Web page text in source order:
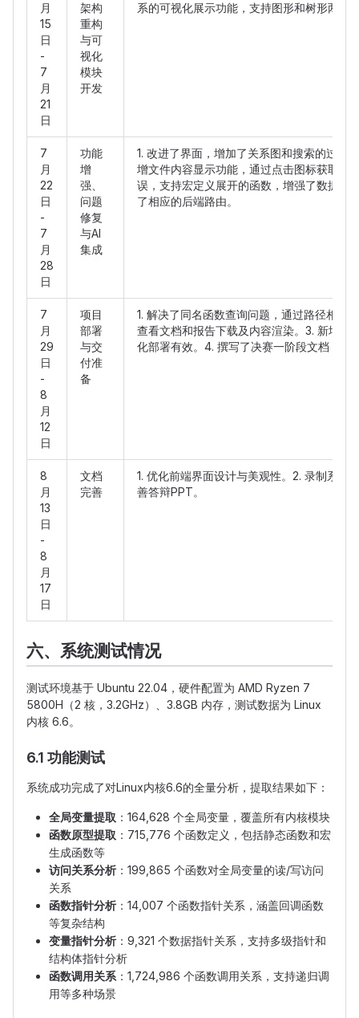
月
15
日
-
7
月
21
日
架构
重构
与可
视化
模块
开发
系的可视化展示功能，支持图形和树形两种
7
月
22
日
-
7
月
28
日
功能
增
强、
问题
修复
与AI
集成
1. 改进了界面，增加了关系图和搜索的过滤
增文件内容显示功能，通过点击图标获取文
误，支持宏定义展开的函数，增强了数据完
了相应的后端路由。
7
月
29
日
-
8
月
12
日
项目
部署
与交
付准
备
1. 解决了同名函数查询问题，通过路径相似
查看文档和报告下载及内容渲染。3. 新增
化部署有效。4. 撰写了决赛一阶段文档，并
8
月
13
日
-
8
月
17
日
文档
完善
1. 优化前端界面设计与美观性。2. 录制系统
善答辩PPT。
六、系统测试情况
测试环境基于 Ubuntu 22.04，硬件配置为 AMD Ryzen 7
5800H（2 核，3.2GHz）、3.8GB 内存，测试数据为 Linux
内核 6.6。
6.1 功能测试
系统成功完成了对Linux内核6.6的全量分析，提取结果如下：
全局变量提取 ：164,628 个全局变量，覆盖所有内核模块
函数原型提取 ：715,776 个函数定义，包括静态函数和宏
生成函数等
访问关系分析 ：199,865 个函数对全局变量的读/写访问
关系
函数指针分析 ：14,007 个函数指针关系，涵盖回调函数
等复杂结构
变量指针分析 ：9,321 个数据指针关系，支持多级指针和
结构体指针分析
函数调用关系：1,724,986 个函数调用关系，支持递归调
用等多种场景